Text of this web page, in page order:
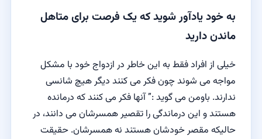
به خود یادآور شوید که یک فرصت برای متاهل
ماندن دارید
خیلی از افراد فقط به این خاطر در ازدواج خود با مشکل
مواجه می شوند چون فکر می کنند دیگر هیچ شانسی
ندارند. باومن می گوید :” آنها فکر می کنند که درمانده
هستند و این درماندگی را تقصیر همسرشان می دانند، در
حالیکه مقصر خودشان هستند نه همسرشان. حقیقت